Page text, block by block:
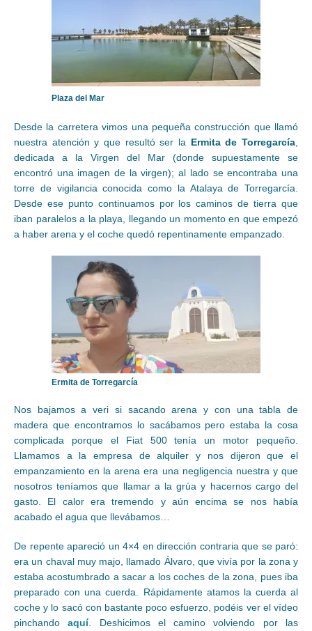
Plaza del Mar
Desde la carretera vimos una pequeña construcción que llamó
nuestra atención y que resultó ser la Ermita de Torregarcía,
dedicada a la Virgen del Mar (donde supuestamente se
encontró una imagen de la virgen); al lado se encontraba una
torre de vigilancia conocida como la Atalaya de Torregarcía.
Desde ese punto continuamos por los caminos de tierra que
iban paralelos a la playa, llegando un momento en que empezó
a haber arena y el coche quedó repentinamente empanzado.
Ermita de Torregarcía
Nos bajamos a veri si sacando arena y con una tabla de
madera que encontramos lo sacábamos pero estaba la cosa
complicada porque el Fiat 500 tenía un motor pequeño.
Llamamos a la empresa de alquiler y nos dijeron que el
empanzamiento en la arena era una negligencia nuestra y que
nosotros teníamos que llamar a la grúa y hacernos cargo del
gasto. El calor era tremendo y aún encima se nos había
acabado el agua que llevábamos…
De repente apareció un 4×4 en dirección contraria que se paró:
era un chaval muy majo, llamado Álvaro, que vivía por la zona y
estaba acostumbrado a sacar a los coches de la zona, pues iba
preparado con una cuerda. Rápidamente atamos la cuerda al
coche y lo sacó con bastante poco esfuerzo, podéis ver el vídeo
pinchandoaquí. Deshicimos el camino volviendo por las